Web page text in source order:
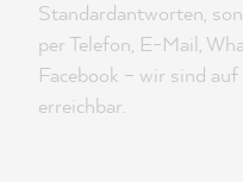
Standardantworten,
per Telefon, E-Mail,
Facebook – wir sind
erreichbar.